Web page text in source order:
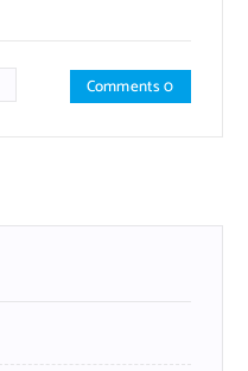
Comments 0